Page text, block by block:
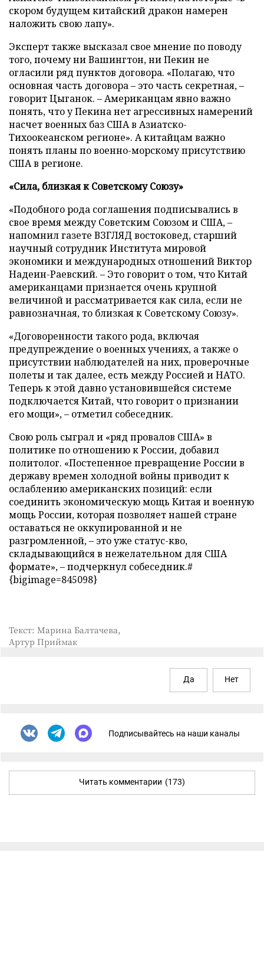
скором будущем китайский дракон намерен
наложить свою лапу».
Эксперт также высказал свое мнение по поводу
того, почему ни Вашингтон, ни Пекин не
огласили ряд пунктов договора. «Полагаю, что
основная часть договора – это часть секретная, –
говорит Цыганок. – Американцам явно важно
понять, что у Пекина нет агрессивных намерений
насчет военных баз США в Азиатско-
Тихоокеанском регионе». А китайцам важно
понять планы по военно-морскому присутствию
США в регионе.
«Сила, близкая к Советскому Союзу»
«Подобного рода соглашения подписывались в
свое время между Советским Союзом и США, –
напомнил газете ВЗГЛЯД востоковед, старший
научный сотрудник Института мировой
экономики и международных отношений Виктор
Надеин-Раевский. – Это говорит о том, что Китай
американцами признается очень крупной
величиной и рассматривается как сила, если не
равнозначная, то близкая к Советскому Союзу».
«Договоренности такого рода, включая
предупреждение о военных учениях, а также о
присутствии наблюдателей на них, проверочные
полеты и так далее, есть между Россией и НАТО.
Теперь к этой давно установившейся системе
подключается Китай, что говорит о признании
его мощи», – отметил собеседник.
Свою роль сыграл и «ряд провалов США» в
политике по отношению к России, добавил
политолог. «Постепенное превращение России в
державу времен холодной войны приводит к
ослаблению американских позиций: если
соединить экономическую мощь Китая и военную
мощь России, которая позволяет нашей стране
оставаться не оккупированной и не
разгромленной, – это уже статус-кво,
складывающийся в нежелательном для США
формате», – подчеркнул собеседник.#
{bigimage=845098}
Текст: Марина Балтачева,
Артур Приймак
Да Нет
Подписывайтесь на наши каналы
Читать комментарии (173)